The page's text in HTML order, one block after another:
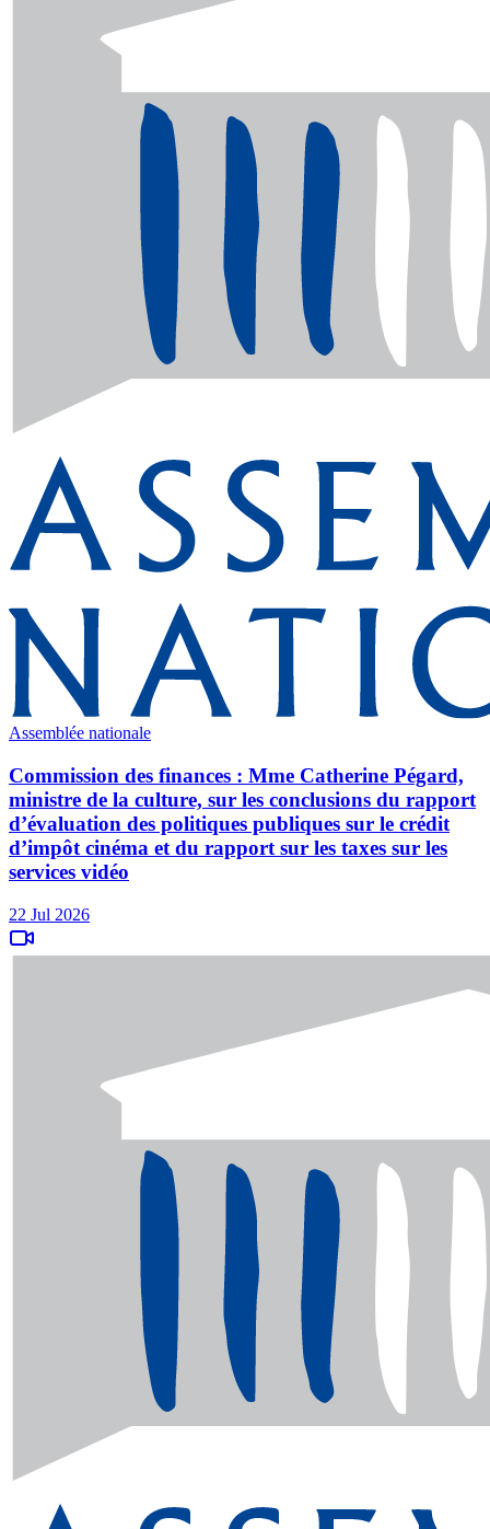
Assemblée nationale
Commission des finances : Mme Catherine Pégard,
ministre de la culture, sur les conclusions du rapport
d’évaluation des politiques publiques sur le crédit
d’impôt cinéma et du rapport sur les taxes sur les
services vidéo
22 Jul 2026